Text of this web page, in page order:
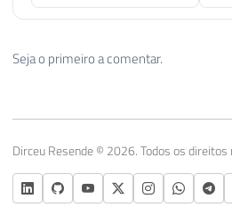
Seja o primeiro a comentar.
Dirceu Resende © 2026. Todos os direitos